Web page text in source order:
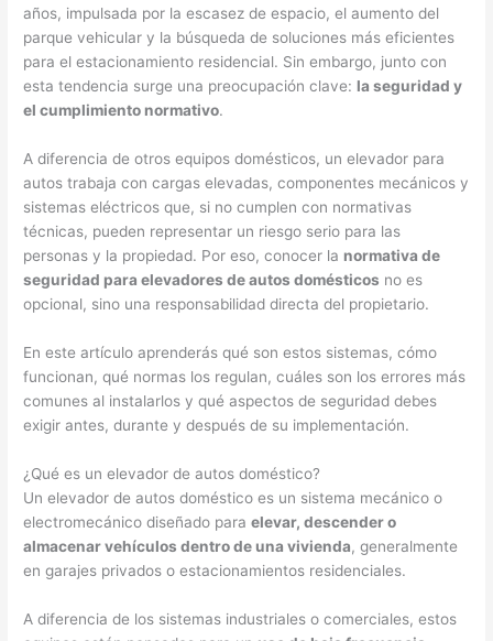
años, impulsada por la escasez de espacio, el aumento del
parque vehicular y la búsqueda de soluciones más eficientes
para el estacionamiento residencial. Sin embargo, junto con
esta tendencia surge una preocupación clave: la seguridad y
el cumplimiento normativo.
A diferencia de otros equipos domésticos, un elevador para
autos trabaja con cargas elevadas, componentes mecánicos y
sistemas eléctricos que, si no cumplen con normativas
técnicas, pueden representar un riesgo serio para las
personas y la propiedad. Por eso, conocer la normativa de
seguridad para elevadores de autos domésticos no es
opcional, sino una responsabilidad directa del propietario.
En este artículo aprenderás qué son estos sistemas, cómo
funcionan, qué normas los regulan, cuáles son los errores más
comunes al instalarlos y qué aspectos de seguridad debes
exigir antes, durante y después de su implementación.
¿Qué es un elevador de autos doméstico?
Un elevador de autos doméstico es un sistema mecánico o
electromecánico diseñado paraelevar, descender o
almacenar vehículos dentro de una vivienda, generalmente
en garajes privados o estacionamientos residenciales.
A diferencia de los sistemas industriales o comerciales, estos